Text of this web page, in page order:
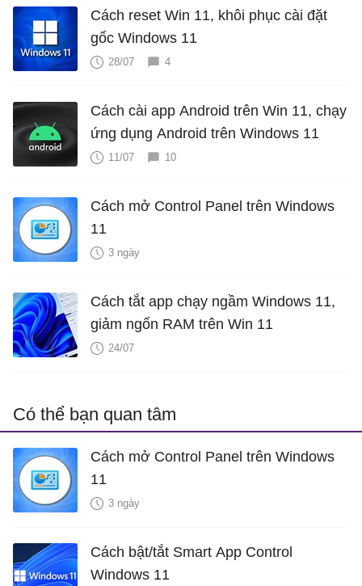
Cách reset Win 11, khôi phục cài đặt
gốc Windows 11
28/07 4
Cách cài app Android trên Win 11, chạy
ứng dụng Android trên Windows 11
11/07 10
Cách mở Control Panel trên Windows
11
3 ngày
Cách tắt app chạy ngầm Windows 11,
giảm ngốn RAM trên Win 11
24/07
Có thể bạn quan tâm
Cách mở Control Panel trên Windows
11
3 ngày
Cách bật/tắt Smart App Control
Windows 11